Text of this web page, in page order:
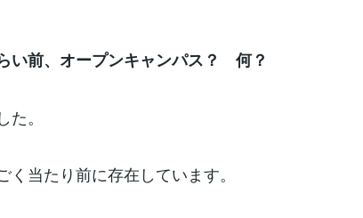
い前、オープンキャンパス？ 何？
。
く当たり前に存在しています。